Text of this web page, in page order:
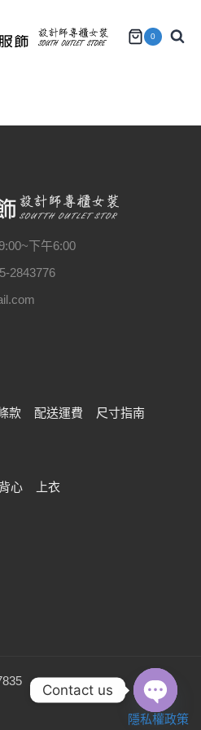
0
下午6:00
2843776
款 配送運費
尺寸指南
背心
上衣
隱私權政策
Contact us
OPEN